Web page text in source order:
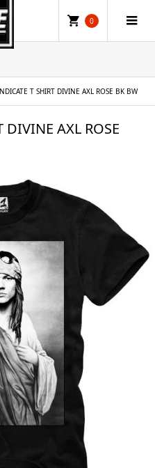
0
T SHIRT DIVINE AXL ROSE BK BW
DIVINE AXL ROSE